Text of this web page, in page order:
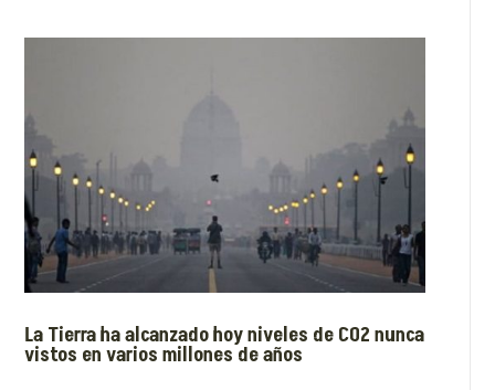
La Tierra ha alcanzado hoy niveles de CO2 nunca
vistos en varios millones de años